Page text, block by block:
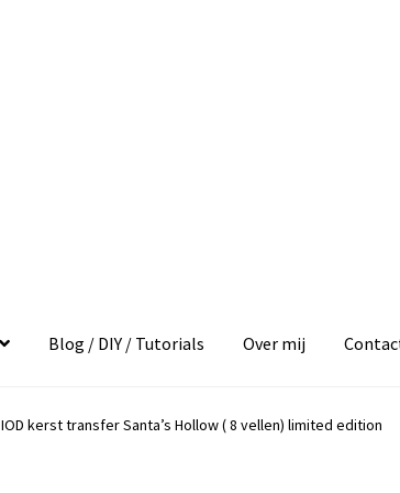
Blog / DIY / Tutorials Over mij
IOD kerst transfer Santa’s Hollow ( 8 vellen) limited edition